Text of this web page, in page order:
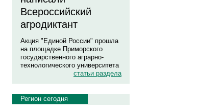
Всероссийский
агродиктант
Акция "Единой России" прошла
на площадке Приморского
государственного аграрно-
технологического университета
статьи раздела
Регион сегодня